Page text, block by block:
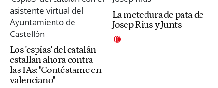
Los 'espías' del catalán
estallan ahora contra
las IAs: "Contéstame en
valenciano"
La metedura de pata de
Josep Rius y Junts